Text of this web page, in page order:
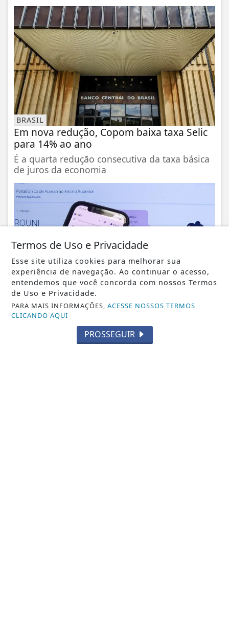
BRASIL
Em nova redução, Copom baixa taxa Selic
para 14% ao ano
É a quarta redução consecutiva da taxa básica
de juros da economia
BRASIL
Prouni 2026: divulgado resultado de nova
chamada para o 2º semestre
Documentação exigida deve ser apresentada
diretamente na instituição de ensino...
Termos de Uso e Privacidade
Esse site utiliza cookies para melhorar sua
experiência de navegação. Ao continuar o acesso,
entendemos que você concorda com nossos Termos
de Uso e Privacidade.
PARA MAIS INFORMAÇÕES,ACESSE NOSSOS TERMOS
CLICANDO AQUI
PROSSEGUIR